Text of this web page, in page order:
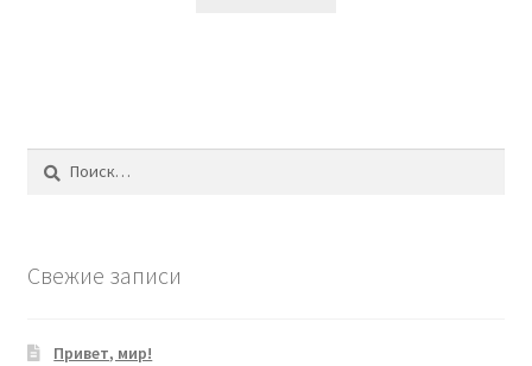
Свежие записи
Привет, мир!